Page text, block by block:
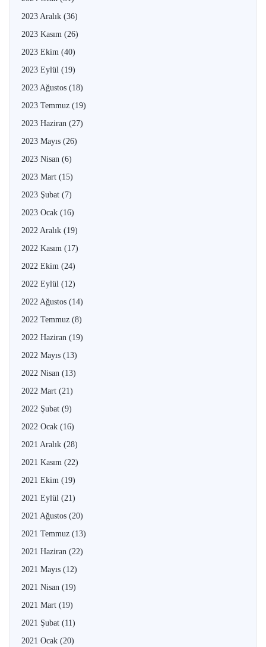
2023 Aralık (36)
2023 Kasım (26)
2023 Ekim (40)
2023 Eylül (19)
2023 Ağustos (18)
2023 Temmuz (19)
2023 Haziran (27)
2023 Mayıs (26)
2023 Nisan (6)
2023 Mart (15)
2023 Şubat (7)
2023 Ocak (16)
2022 Aralık (19)
2022 Kasım (17)
2022 Ekim (24)
2022 Eylül (12)
2022 Ağustos (14)
2022 Temmuz (8)
2022 Haziran (19)
2022 Mayıs (13)
2022 Nisan (13)
2022 Mart (21)
2022 Şubat (9)
2022 Ocak (16)
2021 Aralık (28)
2021 Kasım (22)
2021 Ekim (19)
2021 Eylül (21)
2021 Ağustos (20)
2021 Temmuz (13)
2021 Haziran (22)
2021 Mayıs (12)
2021 Nisan (19)
2021 Mart (19)
2021 Şubat (11)
2021 Ocak (20)